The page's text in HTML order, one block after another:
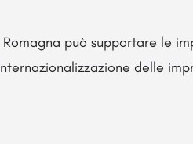
può supportare le
delle